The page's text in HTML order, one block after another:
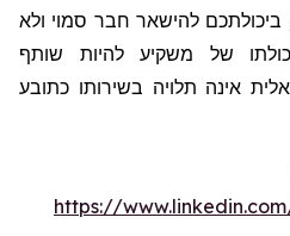
ביכולתכם להישאר חבר סמוי ולא
של משקיע להיות שותף
אינה תלויה בשירותו כתובע
https://